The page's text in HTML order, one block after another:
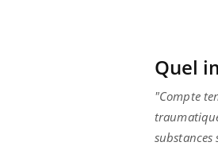
Quel
"Compte